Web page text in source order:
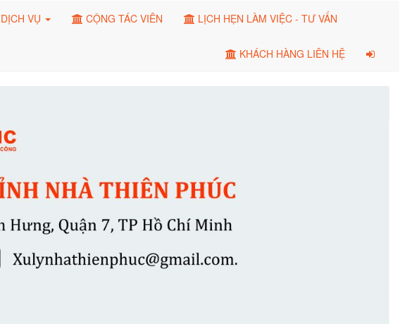
VỤ CỘNG TÁC VIÊN LỊCH HẸN LÀM VIỆC - TƯ VẤN
KHÁCH HÀNG LIÊN HỆ